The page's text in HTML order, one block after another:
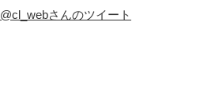
@cl_webさんのツイート